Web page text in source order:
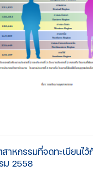
าหกรรมที่จดทะเบียนไว้
ม 2558